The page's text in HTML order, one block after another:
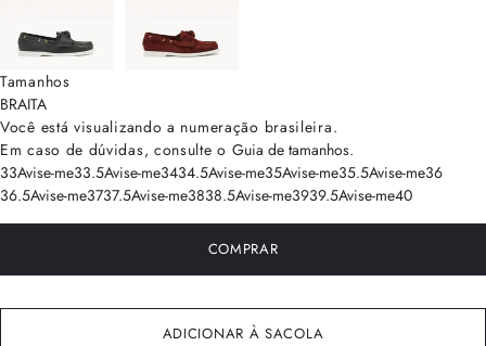
Tamanhos
BRAITA
Você está visualizando a numeração brasileira.
Em caso de dúvidas, consulte o Guia de tamanhos.
33Avise-me33.5Avise-me3434.5Avise-me35Avise-me35.5Avise-me36
36.5Avise-me3737.5Avise-me3838.5Avise-me3939.5Avise-me40
COMPRAR
ADICIONAR À SACOLA